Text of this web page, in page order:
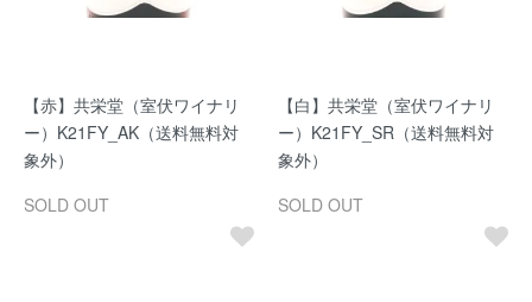
【赤】共栄堂（室伏ワイナリ
ー）K21FY_AK（送料無料対
象外）
SOLD OUT
【白】共栄堂（室伏ワイナリ
ー）K21FY_SR（送料無料対
象外）
SOLD OUT